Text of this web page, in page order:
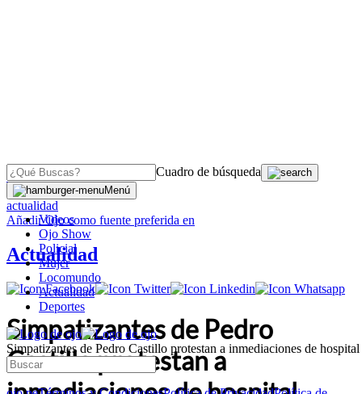
Cuadro de búsqueda
Menú
Videos
Ojo Show
Policial
Mujer
Locomundo
Actualidad
Deportes
Simpatizantes de Pedro Castillo protestan a inmediaciones de hospital
OJO
actualidad
AñadirOjocomo fuente preferida en
Actualidad
Simpatizantes de Pedro
Castillo protestan a